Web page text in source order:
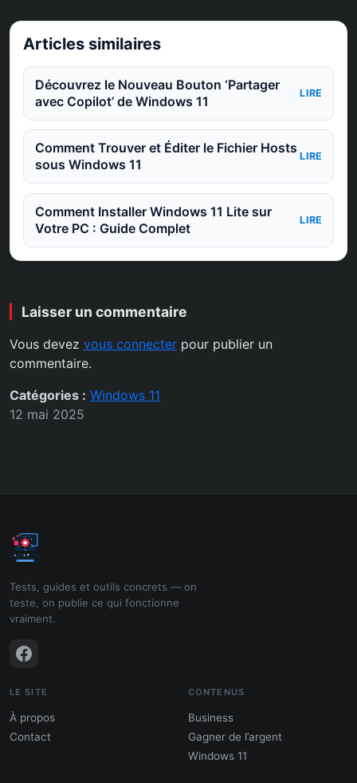
Articles similaires
Découvrez le Nouveau Bouton ‘Partager
avec Copilot’ de Windows 11
LIRE
Comment Trouver et Éditer le Fichier Hosts
sous Windows 11
LIRE
Comment Installer Windows 11 Lite sur
Votre PC : Guide Complet
LIRE
Laisser un commentaire
Vous devez vous connecter pour publier un
commentaire.
Catégories : Windows 11
12 mai 2025
Tests, guides et outils concrets — on
teste, on publie ce qui fonctionne
vraiment.
LE SITE
À propos
Contact
CONTENUS
Business
Gagner de l’argent
Windows 11